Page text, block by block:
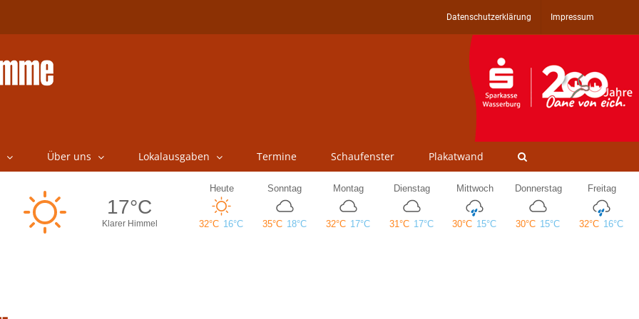
Datenschutzerklärung Impressum
Über uns Lokalausgaben Termine Schaufenster Plakatwand